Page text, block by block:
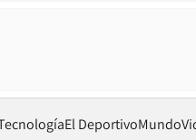
El DeportivoMundo